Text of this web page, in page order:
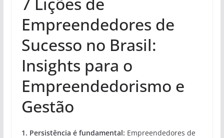
Empreendedores de
Sucesso no Brasil:
Insights para o
Empreendedorismo e
Gestão
1. Persistência é fundamental: Empreendedores de